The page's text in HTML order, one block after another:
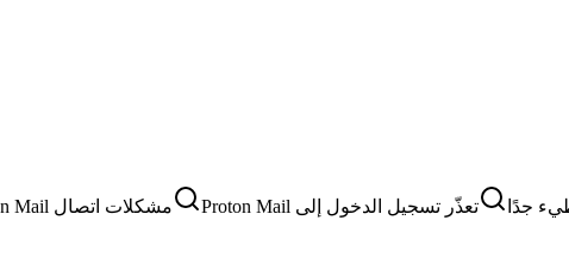
تعذّر تسجيل الدخول إلى Proton Mail مشكلات اتصال Proton Mail